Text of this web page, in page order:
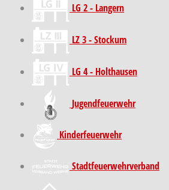
LG 2 - Langern
LZ 3 - Stockum
LG 4 - Holthausen
Jugendfeuerwehr
Kinder­feuer­wehr
Stadt­feuer­wehr­verband